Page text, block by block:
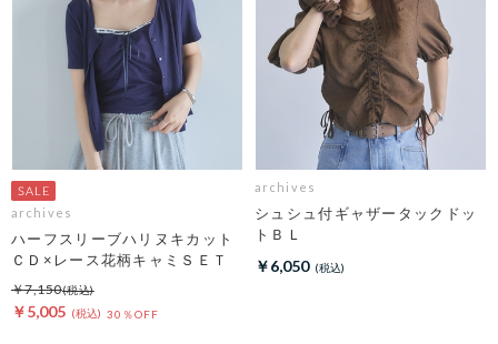
archives
ハーフスリーブハリヌキカット
ＣＤ×レース花柄キャミＳＥＴ
￥5,005 30％OFF
￥7,150
archives
シュシュ付ギャザータックドッ
トＢＬ
￥6,050